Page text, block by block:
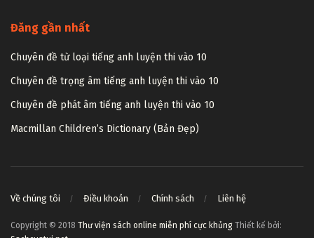
Đăng gần nhất
Chuyên đề từ loại tiếng anh luyện thi vào 10
Chuyên đề trọng âm tiếng anh luyện thi vào 10
Chuyên đề phát âm tiếng anh luyện thi vào 10
Macmillan Children’s Dictionary (Bản Đẹp)
Về chúng tôi Điều khoản Chính sách Liên hệ
Copyright © 2018 Thư viện sách online miễn phí cực khủng Thiết kế bởi: